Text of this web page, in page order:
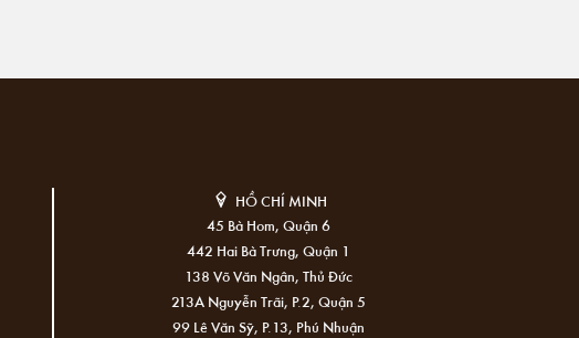
HỒ CHÍ MINH
45 Bà Hom, Quận 6
442 Hai Bà Trưng, Quận 1
138 Võ Văn Ngân, Thủ Đức
213A Nguyễn Trãi, P.2, Quận 5
99 Lê Văn Sỹ, P.13, Phú Nhuận